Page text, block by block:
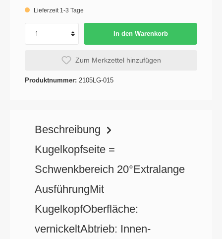
Lieferzeit 1-3 Tage
In den Warenkorb
Zum Merkzettel hinzufügen
Produktnummer: 2105LG-015
Beschreibung
Kugelkopfseite =
Schwenkbereich 20°Extralange
AusführungMit
KugelkopfOberfläche:
vernickeltAbtrieb: Innen-